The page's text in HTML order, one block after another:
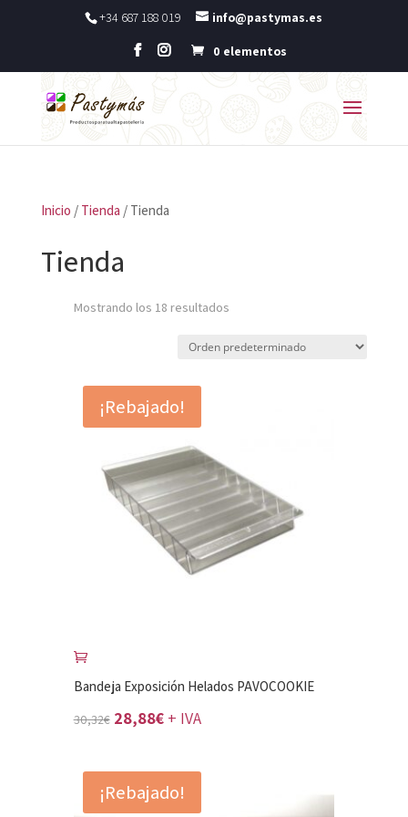
+34 687 188 019 info@pastymas.es
0 elementos
Inicio / Tienda / Tienda
Tienda
Mostrando los 18 resultados
¡Rebajado!
Bandeja Exposición Helados PAVOCOOKIE
30,32€ El
original
era:
28,88€El
actual
es:
+ IVA
¡Rebajado!